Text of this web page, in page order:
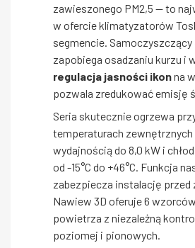
zawieszonego PM2,5 — to
w ofercie klimatyzatorów
segmencie.
zapobiega osadzaniu kurzu i
regulacja jasności ikonna
pozwala zredukować emisję
Seria skutecznie ogrzewa
temperaturach zewnętrznych
wydajnością do 8,0 kW i
od -15°C do +46°C. Funkcja
zabezpiecza instalację przed
Nawiew 3D oferuje 6
powietrza z niezależną
poziomej i pionowych.